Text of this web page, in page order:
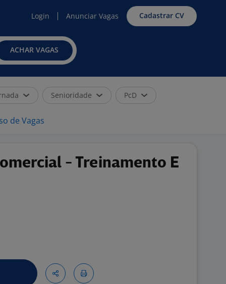
Login Anunciar Vagas Cadastrar CV
ACHAR VAGAS
Senioridade PcD
de Vagas
- Treinamento E